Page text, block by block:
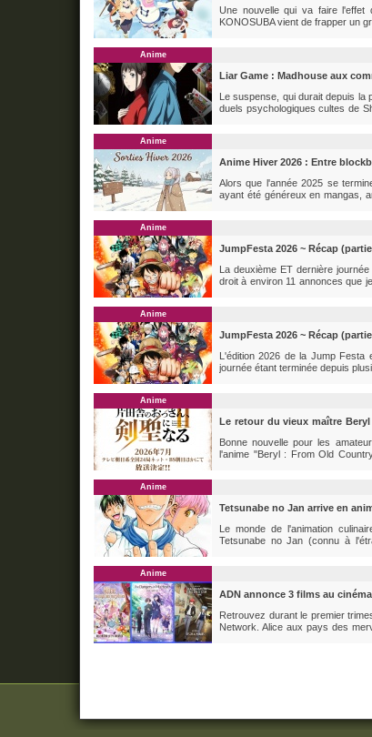
Une nouvelle qui va faire l'effet
KONOSUBA vient de frapper un
Anime
Liar Game : Madhouse aux
Le suspense, qui durait depuis la
duels psychologiques cultes de
Anime
Anime Hiver 2026 : Entre
Alors que l'année 2025 se
ayant été généreux en mangas,
Anime
JumpFesta 2026 ~ Récap
La deuxième ET dernière
droit à environ 11 annonces que
Anime
JumpFesta 2026 ~ Récap
L'édition 2026 de la Jump
journée étant terminée depuis
Anime
Le retour du vieux maître
Bonne nouvelle pour les
l'anime "Beryl : From Old
Anime
Tetsunabe no Jan arrive en
Le monde de l'animation
Tetsunabe no Jan (connu à
Anime
ADN annonce 3 films au
Retrouvez durant le premier
Network. Alice aux pays des